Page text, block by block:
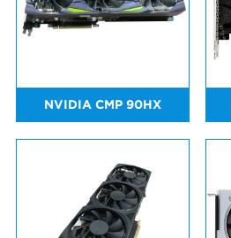
NVIDIA CMP 90HX